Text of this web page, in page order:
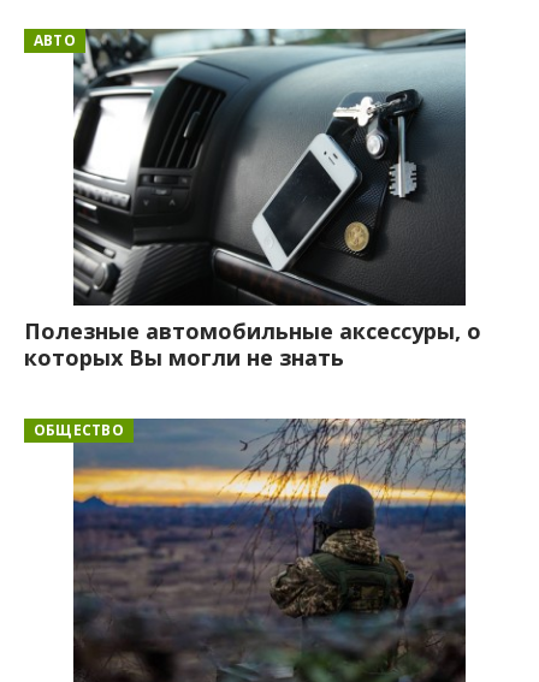
АВТО
Полезные автомобильные аксессуры, о
которых Вы могли не знать
ОБЩЕСТВО